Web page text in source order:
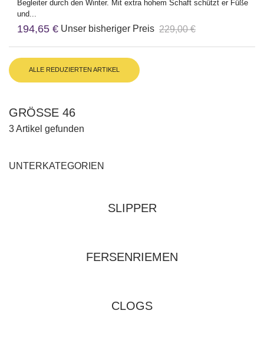
Begleiter durch den Winter. Mit extra hohem Schaft schützt er Füße
und...
194,65 € Unser bisheriger Preis 229,00 €
ALLE REDUZIERTEN ARTIKEL
GRÖSSE 46
3 Artikel gefunden
UNTERKATEGORIEN
SLIPPER
FERSENRIEMEN
CLOGS